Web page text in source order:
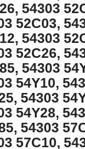
54303
52C03,
54303
52C26,
54303
54Y10,
54303
54Y28,
54303
57C10,